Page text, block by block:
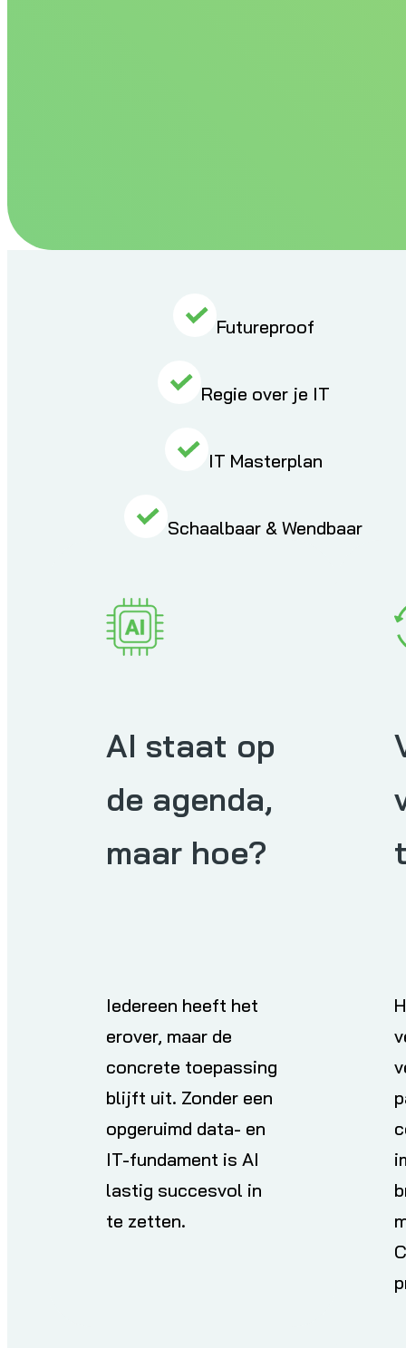
& Wendbaar
Gedragen Plan
IT Masterplan
& Wendbaar
AI staat op
de agenda,
maar hoe?
Iedereen heeft het
erover, maar de
concrete toepassing
blijft uit. Zonder een
opgeruimd data- en
IT-fundament is AI
lastig succesvol in
te zetten.